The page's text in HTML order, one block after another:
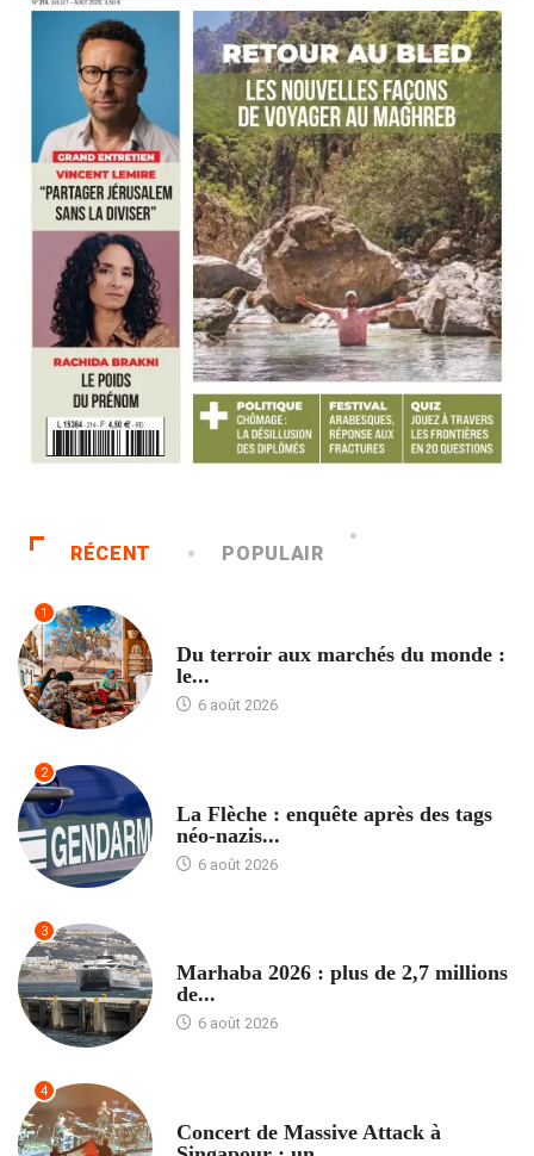
RÉCENT POPULAIR
1
Du terroir aux marchés du monde :
le...
6 août 2026
2
La Flèche : enquête après des tags
néo-nazis...
6 août 2026
3
Marhaba 2026 : plus de 2,7 millions
de...
6 août 2026
4
Concert de Massive Attack à